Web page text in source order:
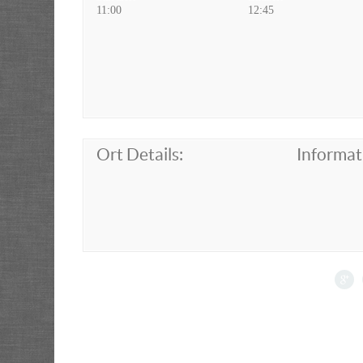
11:00 12:45
Ort Details: